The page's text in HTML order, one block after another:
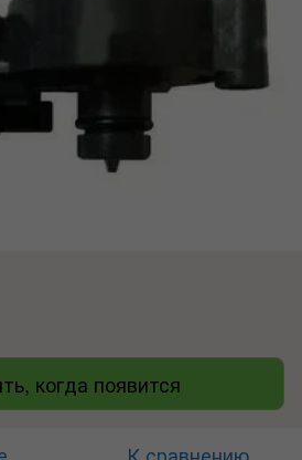
когда появится
К сравнению